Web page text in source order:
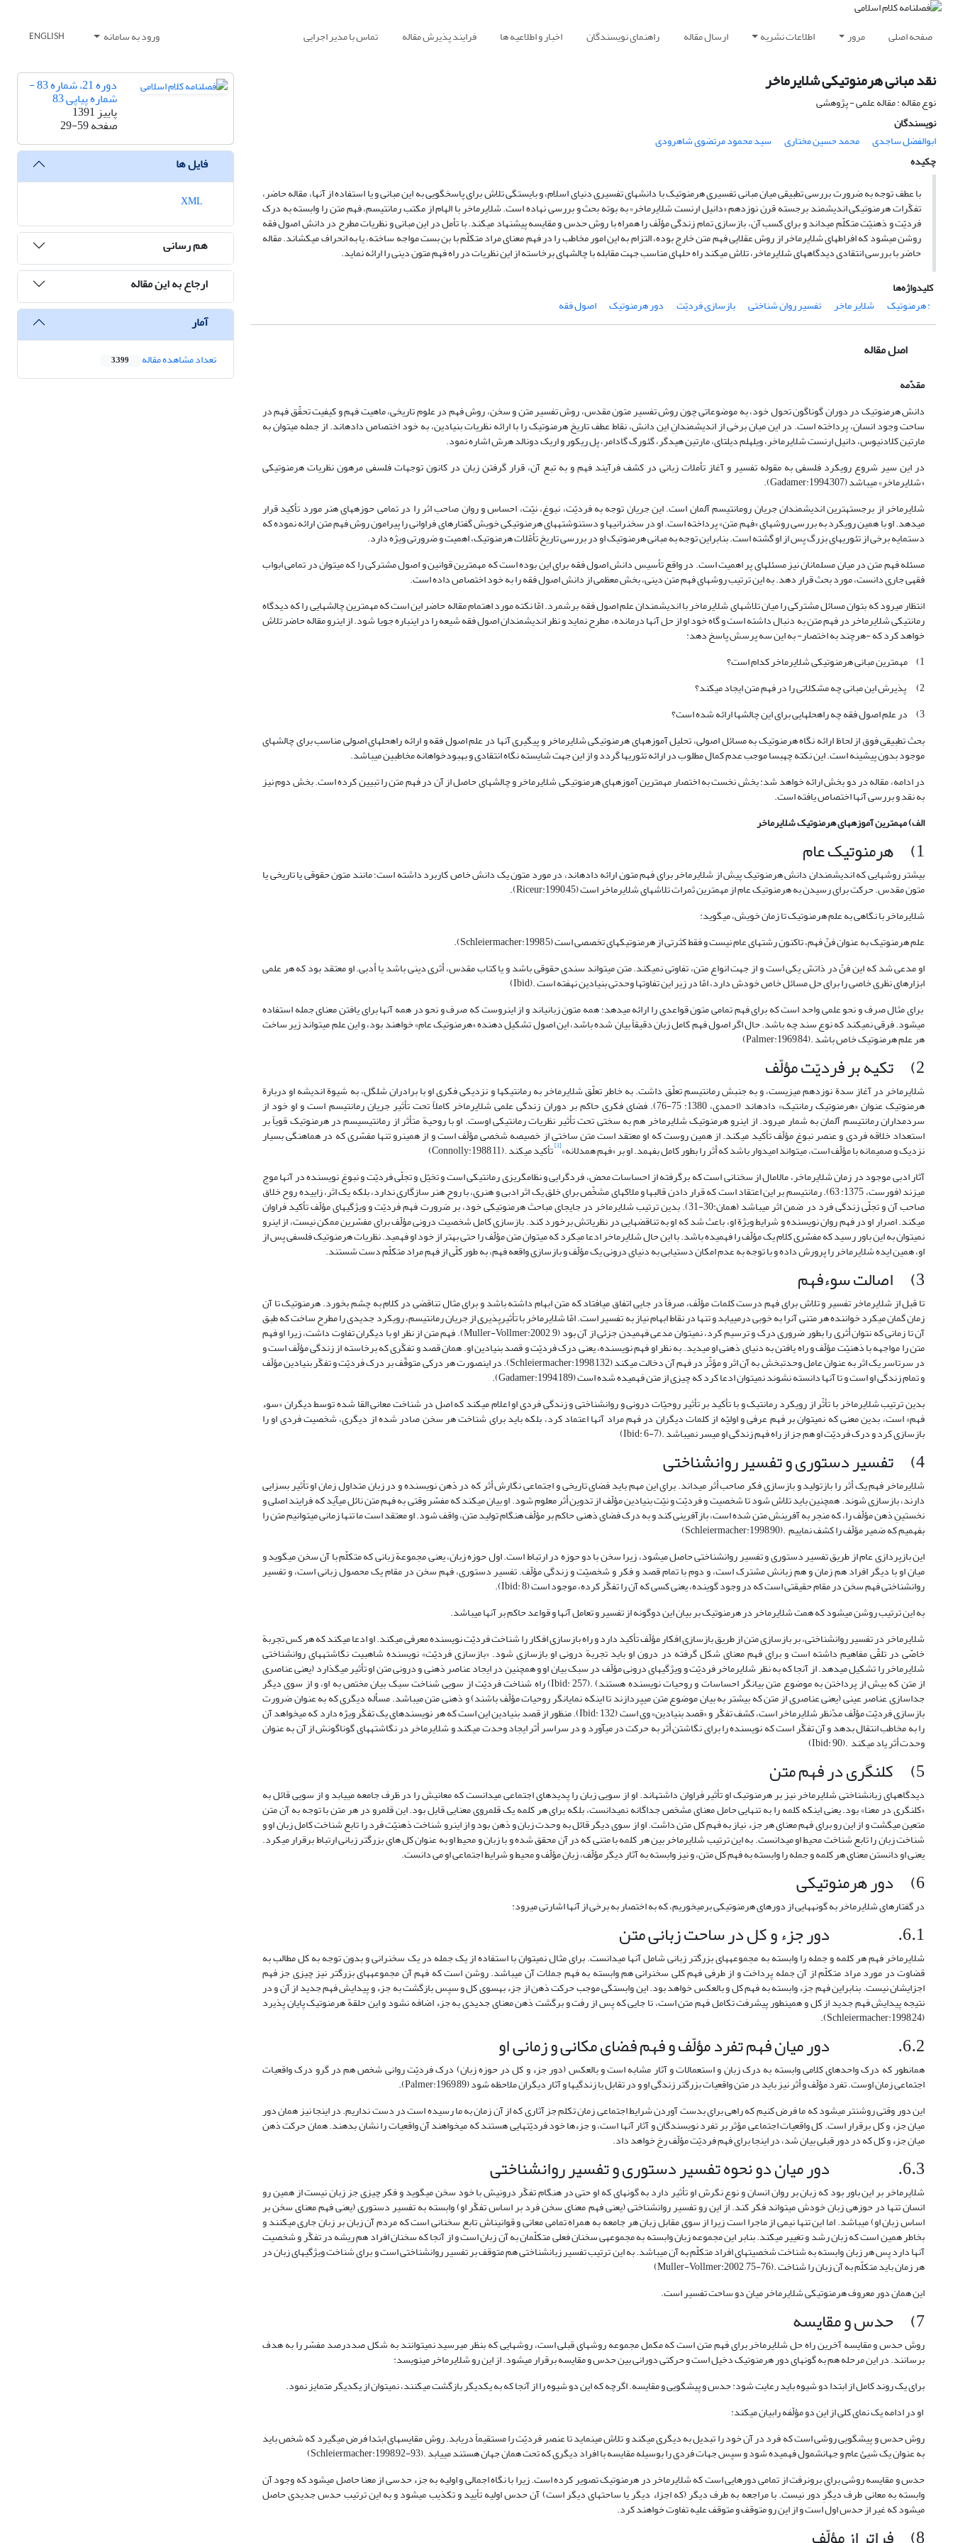
صفحه اصلی مرور اطلاعات نشریه ارسال مقاله راهنمای نویسندگان اخبار و اطلاعیه ها فرایند پذیرش مقاله تماس با مدیر اجرایی ورود به سامانه ENGLISH
نقد مبانی هرمنوتیکی شلایرماخر
نوع مقاله : مقاله علمی - پژوهشی
نویسندگان
ابوالفضل ساجدی
محمد حسین مختاری
سید محمود مرتضوی شاهرودی
چکیده
با عطف توجه به ضرورت بررسی تطبیقی میان مبانی تفسیری هرمنوتیک با دانش‏های تفسیری دنیای اسلام، و بایستگی تلاش برای پاسخ‏گویی به این مبانی و یا استفاده از آن‏ها، مقاله حاضر،
تفکّرات هرمنوتیکی اندیشمند برجسته قرن نوزدهم «دانیل ارنست شلایرماخر» به بوته بحث و بررسی نهاده است. شلایرماخر با الهام از مکتب رمانتیسم، فهم متن را وابسته به درک
فردیّت و ذهنیّت متکلّم می‏داند و برای کسب آن، بازسازی تمام زندگی مؤلّف را همراه با روش حدس و مقایسه پیشنهاد می‏کند. با تأمل در این مبانی و نظریات مطرح در دانش اصول فقه
روشن می‏شود که افراط‏های شلایرماخر از روش عقلایی فهم متن خارج بوده، التزام به این امور مخاطب را در فهم معنای مراد متکلّم با بن بست مواجه ساخته، یا به انحراف می‏کشاند. مقاله
حاضر با بررسی انتقادی دیدگاه‏های شلایرماخر، تلاش می‏کند راه حل‏های مناسب جهت مقابله با چالش‏های برخاسته از این نظریات در راه فهم متون دینی را ارائه نماید.
کلیدواژه‌ها
: هرمنوتیک
شلایر ماخر تفسیر روان‏ شناختی بازسازی فردیّت دور هرمنوتیک اصول فقه
اصل مقاله
مقدّمه
دانش هرمنوتیک در دوران‏ گوناگون تحول خود، به موضوعاتی چون روش تفسیر متون مقدس، روش تفسیر متن و سخن، روش فهم در علوم تاریخی، ماهیت فهم و کیفیت تحقّق فهم در
ساحت وجود انسان، پرداخته است. در این میان برخی از اندیشمندانِ این دانش، نقاط عطف تاریخ هرمنوتیک را با ارائه نظریات بنیادین، به خود اختصاص داده‏اند. از جمله می‏توان به
مارتین کلادنیوس، دانیل ارنست شلایرماخر، ویلهلم دیلتای، مارتین هیدگر، گئورگ گادامر، پل ریکور و اریک دونالد هرش اشاره نمود.
در این سیر شروع رویکرد فلسفی به مقوله تفسیر و آغاز تأملات زبانی در کشف فرآیند فهم و به تبع آن، قرار گرفتن زبان در کانون توجهات فلسفی مرهون نظریات هرمنوتیکی
«شلایرماخر» می‏باشد (Gadamer:1994,307).
شلایرماخر از برجسته‏ترین اندیشمندان جریان رومانتیسم آلمان است. این جریان توجه به فردیّت، نبوغ، نیّت، احساس و روان صاحب اثر را در تمامی حوزه‏های هنر مورد تأکید قرار
می‏دهد. او با همین رویکرد به بررسی روش‏های «فهم متن» پرداخته است. او در سخنرانی‏ها و دست‏نوشته‏های هرمنوتیکی خویش گفتارهای فراوانی را پیرامون روش فهم متن ارائه نموده که
دست‏مایه برخی از تئوری‏های بزرگ پس از او گشته است. بنابراین توجه به مبانی هرمنوتیک او در بررسی تاریخ تأمّلات هرمنوتیک، اهمیت و ضرورتی ویژه دارد.
مسئله فهم متن در میان مسلمانان نیز مسئله‏ای پر اهمیت است. در واقع تأسیس دانش اصول فقه برای این بوده است که مهم‏ترین قوانین و اصول مشترکی را که می‏توان در تمامی ابواب
فقهی جاری دانست، مورد بحث قرار دهد. به این ترتیب روش‏های فهم متن دینی، بخش معظمی از دانش اصول فقه را به خود اختصاص داده است.
انتظار می‏رود که بتوان مسائل مشترکی را میان تلاش‏های شلایرماخر با اندیشمندان علم اصول فقه برشمرد. امّا نکته مورد اهتمام مقاله حاضر این است که مهم‏ترین چالش‏هایی را که دیدگاه
رمانتیکی شلایرماخر در فهم متن به دنبال داشته است و گاه خود او از حل آن‏ها درمانده، مطرح نماید و نظر اندیشمندان اصول فقه شیعه را در این‏باره جویا شود. از این‏رو مقاله حاضر تلاش
خواهد کرد که -هرچند به اختصار- به این سه پرسش پاسخ دهد:
1) مهم‏ترین مبانی هرمنوتیکی شلایرماخر کدام است؟
2) پذیرش این مبانی چه مشکلاتی را در فهم متن ایجاد می‏کند؟
3) در علم اصول فقه چه راه‏حل‏هایی برای این چالش‏ها ارائه شده است؟
بحث تطبیقیِ فوق از لحاظ ارائه نگاه هرمنوتیک به مسائل اصولی، تحلیل آموزه‏های هرمنوتیکی شلایرماخر و پی‏گیری آن‏ها در علم اصول فقه و ارائه راه‏حل‏های اصولی مناسب برای چالش‏های
موجود بدون پیشینه است. این نکته چه‏بسا موجب عدم کمال مطلوب در ارائه تئوری‏ها گردد و از این جهت شایسته نگاه انتقادی و بهبودخواهانه مخاطبین می‏باشد.
در ادامه، مقاله در دو بخش ارائه خواهد شد: بخش نخست به اختصار مهم‏ترین آموزه‏های هرمنوتیکی شلایرماخر و چالش‏های حاصل از آن در فهم متن را تبیین کرده است. بخش دوم نیز
به نقد و بررسی آن‏ها اختصاص یافته است.
الف) مهم‏ترین آموزه‏های هرمنوتیک شلایرماخر
1) هرمنوتیک عام
بیشتر روش‏هایی که اندیشمندان دانش هرمنوتیک پیش از شلایرماخر برای فهم متون ارائه داده‏اند، در مورد متون یک دانش خاص کاربرد داشته است؛ مانند متون حقوقی یا تاریخی یا
متون مقدس. حرکت برای رسیدن به هرمنوتیک عام از مهم‏ترین ثمرات تلاش‏های شلایرماخر است (Riceur:1990,45).
شلایرماخر با نگاهی به علم هرمنوتیک تا زمان خویش، می‏گوید:
علم هرمنوتیک به عنوان فنّ فهم، تاکنون رشته‏ای عام نیست و فقط کثرتی از هرمنوتیک‏های تخصصی است (Schleiermacher:1998,5).
او مدعی شد که این فنّ در ذاتش یکی است و از جهت انواع متن، تفاوتی نمی‏کند. متن می‏تواند سندی حقوقی باشد و یا کتاب مقدس، أثری دینی باشد یا أدبی. او معتقد بود که هر علمی
ابزارهای نظری خاصی را برای حل مسائل خاص خودش دارد، امّا در زیر این تفاوت‏ها وحدتی بنیادین نهفته است .(Ibid)
برای مثال صرف و نحو علمی واحد است که برای فهم تمامی متون قواعدی را ارائه می‏دهد؛ همه متون زبانی‏اند و از این‏روست که صرف و نحو در همه آن‏ها برای یافتن معنای جمله استفاده
می‏شود. فرقی نمی‏کند که نوع سند چه باشد. حال اگر اصول فهم کامل زبان دقیقاً بیان شده باشد، این اصول تشکیل دهنده «هرمنوتیک عام» خواهند بود، و این علم می‏تواند زیر ساخت
هر علم هرمنوتیک خاص باشد .(Palmer:1969,84)
2) تکیه بر فردیّت مؤلّف
شلایرماخر در آغاز سدة نوزدهم می‏زیست، و به جنبش رمانتیسم تعلّق داشت. به خاطر تعلّق شلایرماخر به رمانتیک‏ها و نزدیکی فکری او با برادران شلگل، به شیوة اندیشه او دربارة
هرمنوتیک عنوان «هرمنوتیک رمانتیک» داده‏اند (احمدی، 1380: 75-76). فضای فکری حاکم بر دوران زندگی علمی شلایرماخر کاملاً تحت تأثیر جریان رمانتیسم است و او خود از
سردمداران رمانتیسم آلمان به شمار می‏رود. از این‏رو هرمنوتیک شلایرماخر هم به سختی تحت تأثیر نظریات رمانتیکی اوست. او با روحیة متأثر از رمانتیسیسم در هرمنوتیک قویاً بر
استعداد خلاقه فردی و عنصر نبوغ مؤلّف تأکید می‏کند. از همین روست که او معتقد است متن ساختی از خصیصه شخصی مؤلّف است و از همین‏رو تنها مفسّری که در هماهنگی بسیار
نزدیک و صمیمانه با مؤلّف است، می‏تواند امیدوار باشد که أثر را بطور کامل بفهمد. او بر «فهم همدلانه»[1] تأکید می‏کند .(Connolly:1988,11)
آثار ادبی موجود در زمان شلایرماخر، مالامال از سخنانی است که برگرفته از احساسات محض، فردگرایی و نظام‏گریزی رمانتیکی است و تخیّل و تجلّی فردیّت و نبوغ نویسنده در آن‏ها موج
می‏زند (فورست، 1375: 63). رمانتیسم بر این اعتقاد است که قرار دادن قالب‏ها و ملاک‏های مشخّص برای خلق یک اثر ادبی و هنری، با روح هنر سازگاری ندارد، بلکه یک اثر، زاییده روح خلاق
صاحب آن و تجلّی زندگی فرد در ضمن اثر می‏باشد (همان:30-31). بدین ترتیب شلایرماخر در جای‏جای مباحث هرمنوتیکی خود، بر ضرورت فهم فردیّت و ویژگی‏های مؤلّف تأکید فراوان
می‏کند. اصرار او در فهم روان نویسنده و شرایط ویژة او، باعث شد که او به تناقض‏هایی در نظریاتش برخورد کند. بازسازی کامل شخصیت درونی مؤلّف برای مفسّرین ممکن نیست، از این‏رو
نمی‏توان به این باور رسید که مفسّری کلام یک مؤلّف را فهمیده باشد. با این حال شلایرماخر ادعا می‏کرد که می‏توان متن مؤلّف را حتی بهتر از خود او فهمید. نظریات هرمنوتیک فلسفی پس از
او، همین ایده شلایرماخر را پرورش داده و با توجه به عدم امکان دست‏یابی به دنیای درونی یک مؤلّف و بازسازی واقعه فهم، به طور کلّی از فهم مراد متکلّم دست شستند.
3) اصالت سوءفهم
تا قبل از شلایرماخر تفسیر و تلاش برای فهم درست کلمات مؤلّف، صرفاً در جایی اتفاق می‏افتاد که متن ابهام داشته باشد و برای مثال تناقضی در کلام به چشم بخورد. هرمنوتیک تا آن
زمان گمان می‏کرد خواننده هر متنی آن‏را به خوبی درمی‏یابد و تنها در نقاط ابهام نیاز به تفسیر است. امّا شلایرماخر با تأثیرپذیری از جریان رمانتیسم، رویکرد جدیدی را مطرح ساخت که طبق
آن تا زمانی که نتوان أثری را بطور ضروری درک و ترسیم کرد، نمی‏توان مدعی فهمیدن جزئی از آن بود (Muller-Vollmer:2002 ,9). فهم متن از نظر او با دیگران تفاوت داشت، زیرا او فهم
متن را مواجهه با ذهنیّت مؤلّف و راه یافتن به دنیای ذهنی او می‏دید. به نظر او فهم نویسنده، یعنی درک فردیّت و قصد بنیادین او. همان قصد و تفکّری که برخاسته از زندگی مؤلّف است و
در سرتاسر یک اثر به عنوان عامل وحدت‏بخش به آن اثر و مؤثّر در فهم آن دخالت می‏کند (Schleiermacher:1998,132). در این‏صورت هر درکی متوقّف بر درک فردیّت و تفکّر بنیادین مؤلّف
و تمام زندگی او است و تا آن‏ها دانسته نشوند نمی‏توان ادعا کرد که چیزی از متن فهمیده شده است (Gadamer:1994,189).
بدین ترتیب شلایرماخر با تأثّر از رویکرد رمانتیک و با تأکید بر تأثیر روحیّات درونی و روان‏شناختی و زندگی فردی او اعلام می‏کند که اصل در شناخت معانی القا شده توسط دیگران «سوء
فهم» است، بدین معنی که نمی‏توان بر فهم عرفی و اولیّه از کلمات دیگران در فهم مراد آن‏ها اعتماد کرد، بلکه باید برای شناخت هر سخن صادر شده از دیگری، شخصیت فردی او را
بازسازی کرد و درک فردیّت او هم جز از راه فهم زندگی او میسر نمی‏باشد .(Ibid: 6-7)
4) تفسیر دستوری و تفسیر روان‏شناختی
شلایرماخر فهم یک أثر را بازتولید و بازسازی فکر صاحب أثر می‏داند. برای این مهم باید فضای تاریخی و اجتماعی نگارش أثر که در ذهن نویسنده و در زبان متداول زمان او تأثیر بسزایی
دارند، بازسازی شوند. همچنین باید تلاش شود تا شخصیت و فردیّت و نیّت بنیادین مؤلّف از تدوین أثر معلوم شود. او بیان می‏کند که مفسّر وقتی به فهم متن نائل می‏‏آید که فرایند اصلی و
نخستینِ ذهن مؤلّف را، که منجر به آفرینش متن شده است، بازآفرینی کند و به درک فضای ذهنی حاکم بر مؤلّف هنگام تولید متن، واقف شود. او معتقد است ما تنها زمانی می‏توانیم متن را
بفهمیم که ضمیر مؤلّف را کشف نماییم .(Schleiermacher:1998,90)
این بازپردازی عام از طریق تفسیر دستوری و تفسیر روان‏شناختی حاصل می‏شود، زیرا سخن با دو حوزه در ارتباط است. اول حوزه زبان، یعنی مجموعة زبانی که متکلّم با آن سخن می‏گوید و
میان او با دیگر افراد هم زمان و هم زبانش مشترک است، و دوم با تمام قصد و فکر و شخصیّت و زندگی مؤلّف. تفسیر دستوری، فهم سخن در مقام یک محصول زبانی است، و تفسیر
روان‏شناختی فهم سخن در مقام حقیقتی است که در وجود گوینده، یعنی کسی که آن را تفکّر کرده، موجود است (Ibid: 8).
به این ترتیب روشن می‏شود که همت شلایرماخر در هرمنوتیک بر بیان این دوگونه از تفسیر و تعامل آن‏ها و قواعد حاکم بر آن‏ها می‏باشد.
شلایرماخر در تفسیر روان‏شناختی، بر بازسازی متن از طریق بازسازی افکار مؤلّف تأکید دارد و راه بازسازی افکار را شناخت فردیّت نویسنده معرفی می‏کند. او ادعا می‏کند که هر کس تجربة
خاصّی در تلقّی مفاهیم داشته است و برای فهم معنای شکل گرفته در درون او باید تجربة درونی او بازسازی شود. «بازسازی فردیّت» نویسنده شاه‏بیت نگاشته‏های روان‏شناختی
شلایرماخر را تشکیل می‏دهد. از آنجا که به نظر شلایرماخر فردیّت و ویژگی‏های درونی مؤلّف در سبک بیان او و همچنین در ایجاد عناصر ذهنی و درونی متن او تأثیر می‏گذارد (یعنی عناصری
از متن که بیش از پرداختن به موضوع متن بیان‏گر احساسات و روحیات نویسنده هستند) .(Ibid: 257) راه شناخت فردیّت از سویی شناخت سبک بیان مختص به او، و از سوی دیگر
جداسازی عناصر عینی (یعنی عناصری از متن که بیشتر به بیان موضوع متن می‏پردازند تا اینکه نمایان‏گر روحیات مؤلّف باشند) و ذهنی متن می‏باشد. مسأله دیگری که به عنوان ضرورت
بازسازی فردیّت مؤلّف مدّنظر شلایرماخر است، کشف تفکّر و «قصد بنیادین» وی است (Ibid: 132). منظور از قصد بنیادین این است که هر نویسنده‏ای یک تفکّر ویژه دارد که می‏خواهد آن
را به مخاطب انتقال بدهد و آن تفکّر است که نویسنده را برای نگاشتن أثر به حرکت در می‏آورد و در سراسر أثر ایجاد وحدت می‏کند و شلایرماخر در نگاشته‏های گوناگونش از آن به عنوان
وحدت أثر یاد می‏کند .(Ibid: 90)
5) کل‏نگری در فهم متن
دیدگاه‏های زبان‏شناختی شلایرماخر نیز بر هرمنوتیک او تأثیر فراوان داشته‏اند. او از سویی زبان را پدیده‏ای اجتماعی می‏دانست که معانیش را در ظرف جامعه می‏یابد و از سویی قائل به
«کل‏نگری در معنا» بود. یعنی اینکه کلمه را به تنهایی حامل معنای مشخص جداگانه نمی‏دانست، بلکه برای هر کلمه یک قلمروی معنایی قایل بود. این قلمرو در هر متن با توجه به آن متن
متعین می‏گشت و از این رو برای فهم معنای هر جزء نیاز به فهم کل متن داشت. او از سوی دیگر قائل به وحدت زبان و ذهن بود و از این‏رو شناخت ذهنیّت فرد را تابع شناخت کامل زبان او و
شناخت زبان را تابع شناخت محیط او می‏دانست. به این ترتیب شلایرماخر بین هر کلمه با متنی که در آن محقق شده و با زبان و محیط او به عنوان کل های بزرگتر زبانی ارتباط برقرار می‏کرد.
یعنی او دانستن معنای هر کلمه و جمله را وابسته به فهم کل متن، و نیز وابسته به آثار دیگر مؤلّف، زبان مؤلّف و محیط و شرایط اجتماعی او می دانست.
6) دور هرمنوتیکی
در گفتارهای شلایرماخر به گونه­هایی از دورهای هرمنوتیکی برمی‏خوریم، که به اختصار به برخی از آن‏ها اشارتی می‏رود:
6.1. دور جزء و کل در ساحت زبانی متن
شلایرماخر فهم هر کلمه و جمله را وابسته به مجموعه‏های بزرگ‏تر زبانی شامل آن‏ها می‏دانست. برای مثال نمی­توان با استفاده از یک جمله در یک سخنرانی و بدون توجه به کل مطالب به
قضاوت در مورد مراد متکلّم از آن جمله پرداخت و از طرفی فهم کلی سخنرانی هم وابسته به فهم جملات آن می‏باشد. روشن است که فهم آن مجموعه‏های بزرگ‏تر نیز چیزی جز فهم
اجزایشان نیست. بنابراین فهم جزء وابسته به فهم کل و بالعکس خواهد بود. این وابستگی موجب حرکت ذهن از جزء به‏سوی کل و سپس بازگشت به جزء و پیدایش فهم جدید از آن و در
نتیجه پیدایش فهم جدید از کل و همین‏طور پیشرفت تکامل فهم متن است، تا جایی که پس از رفت و برگشت ذهن معنای جدیدی به جزء اضافه نشود و این حلقة هرمنوتیک پایان پذیرد
(Schleiermacher:1998,24).
6.2. دور میان فهم تفرد مؤلّف و فهم فضای مکانی و زمانی او
همانطور که درک واحدهای کلامی وابسته به درک زبان و استعمالات و آثار مشابه است و بالعکس (دور جزء و کل در حوزه زبان) درک فردیّت روانی شخص هم در گرو درک واقعیات
اجتماعی زمان اوست. تفرد مؤلّف و أثر نیز باید در متن واقعیات بزرگ‏تر زندگی او و در تقابل با زندگی‏ها و آثار دیگران ملاحظه شود (Palmer:1969,89).
این دور وقتی روشن­تر می­شود که ما فرض کنیم که راهی برای بدست آوردن شرایط اجتماعی زمان تکلم جز آثاری که از آن زمان به ما رسیده است در دست نداریم. در اینجا نیز همان دور
میان جزء و کل برقرار است. کل واقعیات اجتماعی مؤثر بر تفرد نویسندگان و آثار آن‏ها است، و جزءها خود فردیّت‏هایی هستند که می­خواهند آن واقعیات را نشان بدهند. همان حرکت ذهن
میان جزء و کل که در دور قبلی بیان شد، در اینجا برای فهم فردیّت مؤلّف رخ خواهد داد.
6.3. دور میان دو نحوه تفسیر دستوری و تفسیر روان‏شناختی
شلایرماخر بر این باور بود که زبان بر روان انسان و نوع نگرش او تأثیر دارد به گونه­ای که او حتی در هنگام تفکّر درونیش با خود سخن می­گوید و فکر چیزی جز زبان نیست از همین رو
انسان تنها در حوزه­ی زبان خودش می­تواند فکر کند. از این رو تفسیر روان‏شناختی (یعنی فهم معنای سخن فرد بر اساس تفکّر او) وابسته به تفسیر دستوری (یعنی فهم معنای سخن بر
اساس زبان او) می­باشد. اما این تنها نیمی از ماجرا است زیرا از سوی مقابل زبان هر جامعه به همراه تمامی معانی و قوانین‏اش تابع سخنانی است که مردم آن زبان بر زبان جاری می­کنند و
بخاطر همین است که زبان رشد و تغییر می­کند. بنابر این مجموعه زبان وابسته به مجموعه­ی سخنان فعلی متکلّمان به آن زبان است و از آنجا که سخنان افراد هم ریشه در تفکّر و شخصیت
آن‏ها دارد پس هر زبان وابسته به شناخت شخصیت‏های افراد متکلّم به آن می‏باشد. به این ترتیب تفسیر زبان‏شناختی هم متوقف بر تفسیر روان‏شناختی است و برای شناخت ویژگی‏های زبان در
هر زمان باید متکلّم به آن زبان را شناخت .(Muller-Vollmer:2002 ,75-76)
این همان دور معروف هرمنوتیکی شلایرماخر میان دو ساحت تفسیر است.
7) حدس و مقایسه
روش حدس و مقایسه آخرین راه حل شلایرماخر برای فهم متن است که مکمل مجموعه روش‏های قبلی است، روش‏هایی که بنظر می­رسید نمی­توانند به شکل صددرصد مفسّر را به هدف
برسانند. در این مرحله هم به گونه­ای دور هرمنوتیک دخیل است و حرکتی دورانی بین حدس و مقایسه برقرار می­شود. از این رو شلایرماخر می­نویسد:
برای یک روند کامل از ابتدا دو شیوه باید رعایت شود: حدس و پیش‏گویی و مقایسه. اگرچه که این دو شیوه را از آنجا که به یکدیگر بازگشت می­کنند، نمی‏توان از یکدیگر متمایز نمود.
او در ادامه یک نمای کلی از این دو مؤلّفه رابیان می­کند:
روش حدس و پیشگویی روشی است که فرد در آن خود را تبدیل به دیگری می­کند و تلاش می­نماید تا عنصر فردیّت را مستقیماً دریابد. روش مقایسه­ای ابتدا فرض می­گیرد که شخص باید
به عنوان یک شیئ عام و جهانشمول فهمیده شود و سپس جهات فردی را بوسیله مقایسه با افراد دیگری که تحت همان جهان هستند می­یابد .(Schleiermacher:1998,92-93)
حدس و مقایسه روشی برای برون‏رفت از تمامی دورهایی است که شلایرماخر در هرمنوتیک تصویر کرده است. زیرا با نگاه اجمالی و اولیه به جزء حدسی از معنا حاصل می‏شود که وجود آن
وابسته به معانی طرف دیگرِ دور نیست. با مراجعه به طرف دیگر (که اجزاء دیگر یا ساحت­های دیگر است) آن حدس اولیه تأیید و تکذیب می­شود و به این ترتیب حدس جدیدی حاصل
می‏شود که غیر از حدس اول است و از این رو متوقف و متوقف علیه تفاوت خواهند کرد.
دوره 21، شماره 83 -
شماره پیاپی 83
پاییز 1391
صفحه29-59
فایل ها
هم رسانی
ارجاع به این مقاله
آمار
تعداد مشاهده مقاله 3,399